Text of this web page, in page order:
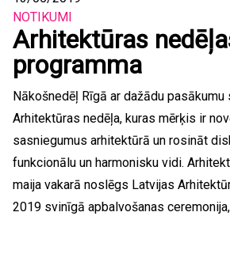
NOTIKUMI
Arhitektūras
programma
Nākošnedēļ Rīgā ar dažādu
Arhitektūras nedēļa, kuras mērķis ir
sasniegumus arhitektūrā un rosināt
funkcionālu un harmonisku vidi.
maija vakarā noslēgs Latvijas
2019 svinīgā apbalvošanas